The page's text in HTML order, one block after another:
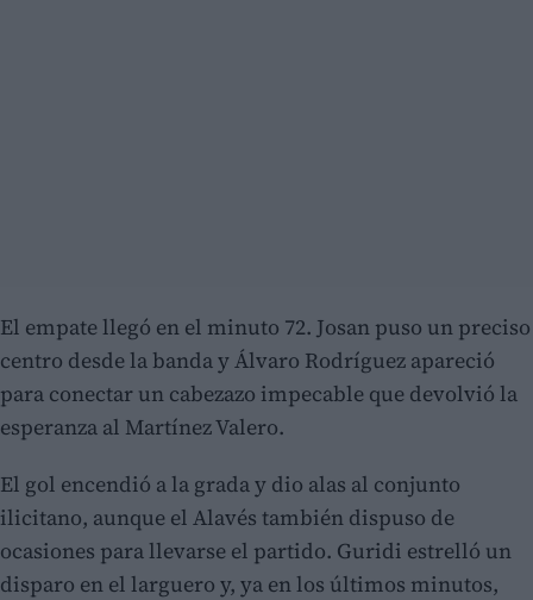
El empate llegó en el minuto 72. Josan puso un preciso
centro desde la banda y Álvaro Rodríguez apareció
para conectar un cabezazo impecable que devolvió la
esperanza al Martínez Valero.
El gol encendió a la grada y dio alas al conjunto
ilicitano, aunque el Alavés también dispuso de
ocasiones para llevarse el partido. Guridi estrelló un
disparo en el larguero y, ya en los últimos minutos,